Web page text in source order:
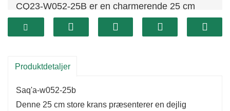
CQ23-W052-25B er en charmerende 25 cm
dekorativ krans, der tilføjer et strejf af festlig
stemning til dit hjem. Med en dejlig kombination
denne krans perfekt til mindre rum, såsom
kompakte størrelse gør den nem at integrere i
Produktdetaljer
Saq'a-w052-25b
Denne 25 cm store krans præsenterer en dejlig